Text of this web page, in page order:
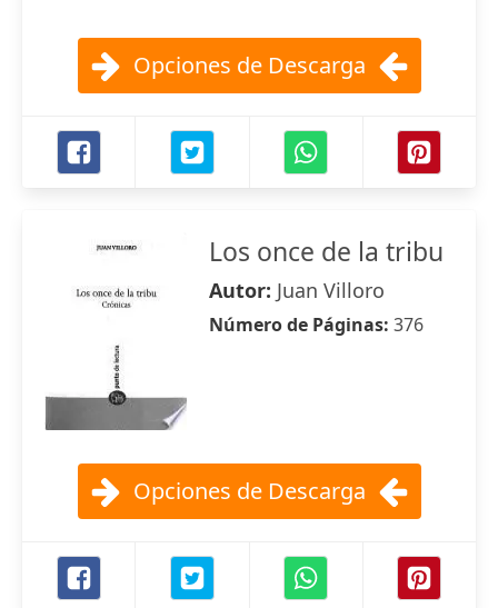
Opciones de Descarga
Los once de la tribu
Autor: Juan Villoro
Número de Páginas: 376
Opciones de Descarga